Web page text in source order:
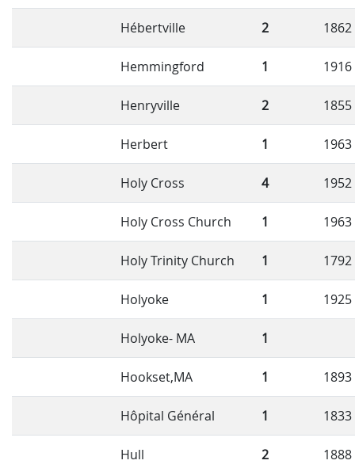
Hébertville 2 1862
Hemmingford 1 1916
Henryville 2 1855
Herbert 1 1963
Holy Cross 4 1952
Holy Cross Church 1 1963
Holy Trinity Church 1 1792
Holyoke 1 1925
Holyoke- MA 1
Hookset,MA 1 1893
Hôpital Général 1 1833
Hull 2 1888